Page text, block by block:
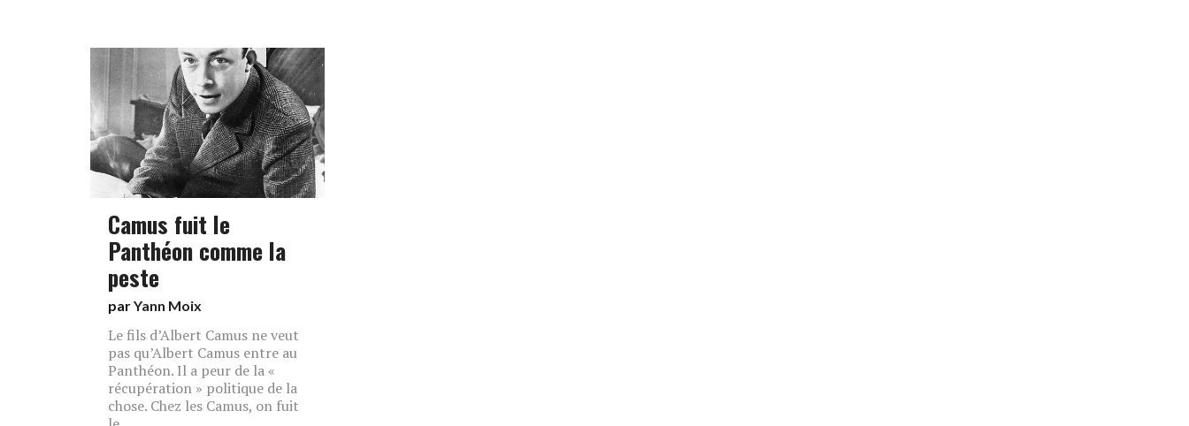
Camus fuit le
Panthéon comme la
peste
parYann Moix
Le fils d’Albert Camus ne veut
pas qu’Albert Camus entre au
Panthéon. Il a peur de la «
récupération » politique de la
chose. Chez les Camus, on fuit